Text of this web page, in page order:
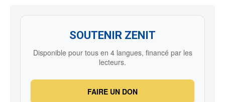
SOUTENIR ZENIT
Disponible pour tous en 4 langues, financé par les
lecteurs.
FAIRE UN DON